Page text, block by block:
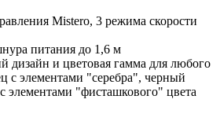
Mistero, 3 режима скорости
питания до 1,6 м
дизайн и цветовая гамма для любого
с элементами "серебра", черный
элементами "фисташкового" цвета